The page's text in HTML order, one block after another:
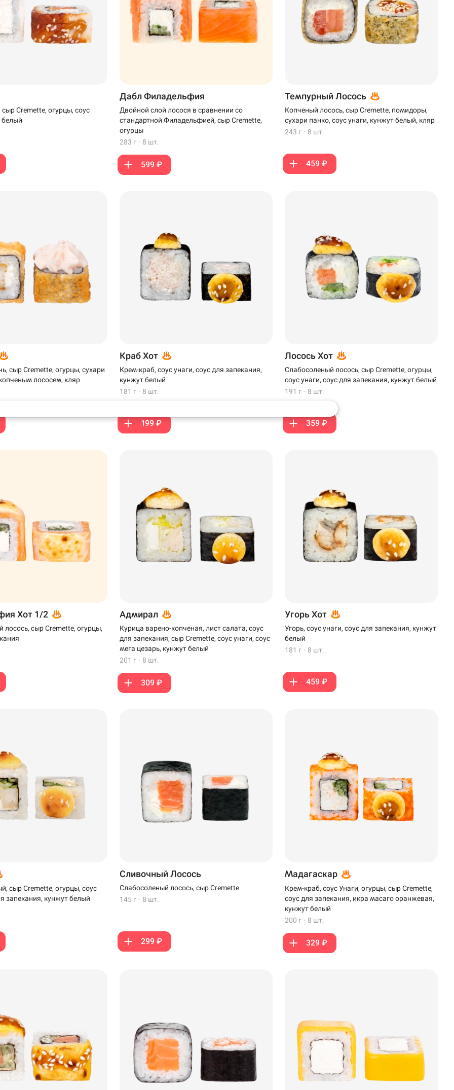
сыр Cremette, огурцы, соус
белый
Дабл Филадельфия
Двойной слой лосося в сравнении со
стандартной Филадельфией, сыр Cremette,
огурцы
283 г · 8 шт.
599 ₽
Темпурный Лосось
Копченый лосось, сыр Cremette, помидоры,
сухари панко, соус унаги, кунжут белый, кляр
243 г · 8 шт.
459 ₽
сыр Cremette, огурцы, сухари
лососем, кляр
Краб Хот
Крем-краб, соус унаги, соус для запекания,
кунжут белый
181 г · 8 шт.
199 ₽
Лосось Хот
Слабосоленый лосось, сыр Cremette, огурцы,
соус унаги, соус для запекания, кунжут белый
191 г · 8 шт.
359 ₽
Хот 1/2
лосось, сыр Cremette, огурцы,
Адмирал
Курица варено-копченая, лист салата, соус
для запекания, сыр Cremette, соус унаги, соус
мега цезарь, кунжут белый
201 г · 8 шт.
309 ₽
Угорь Хот
Угорь, соус унаги, соус для запекания, кунжут
белый
181 г · 8 шт.
459 ₽
сыр Cremette, огурцы, соус
запекания, кунжут белый
Сливочный Лосось
Слабосоленый лосось, сыр Cremette
145 г · 8 шт.
299 ₽
Мадагаскар
Крем-краб, соус Унаги, огурцы, сыр Cremette,
соус для запекания, икра масаго оранжевая,
кунжут белый
200 г · 8 шт.
329 ₽
199 ₽